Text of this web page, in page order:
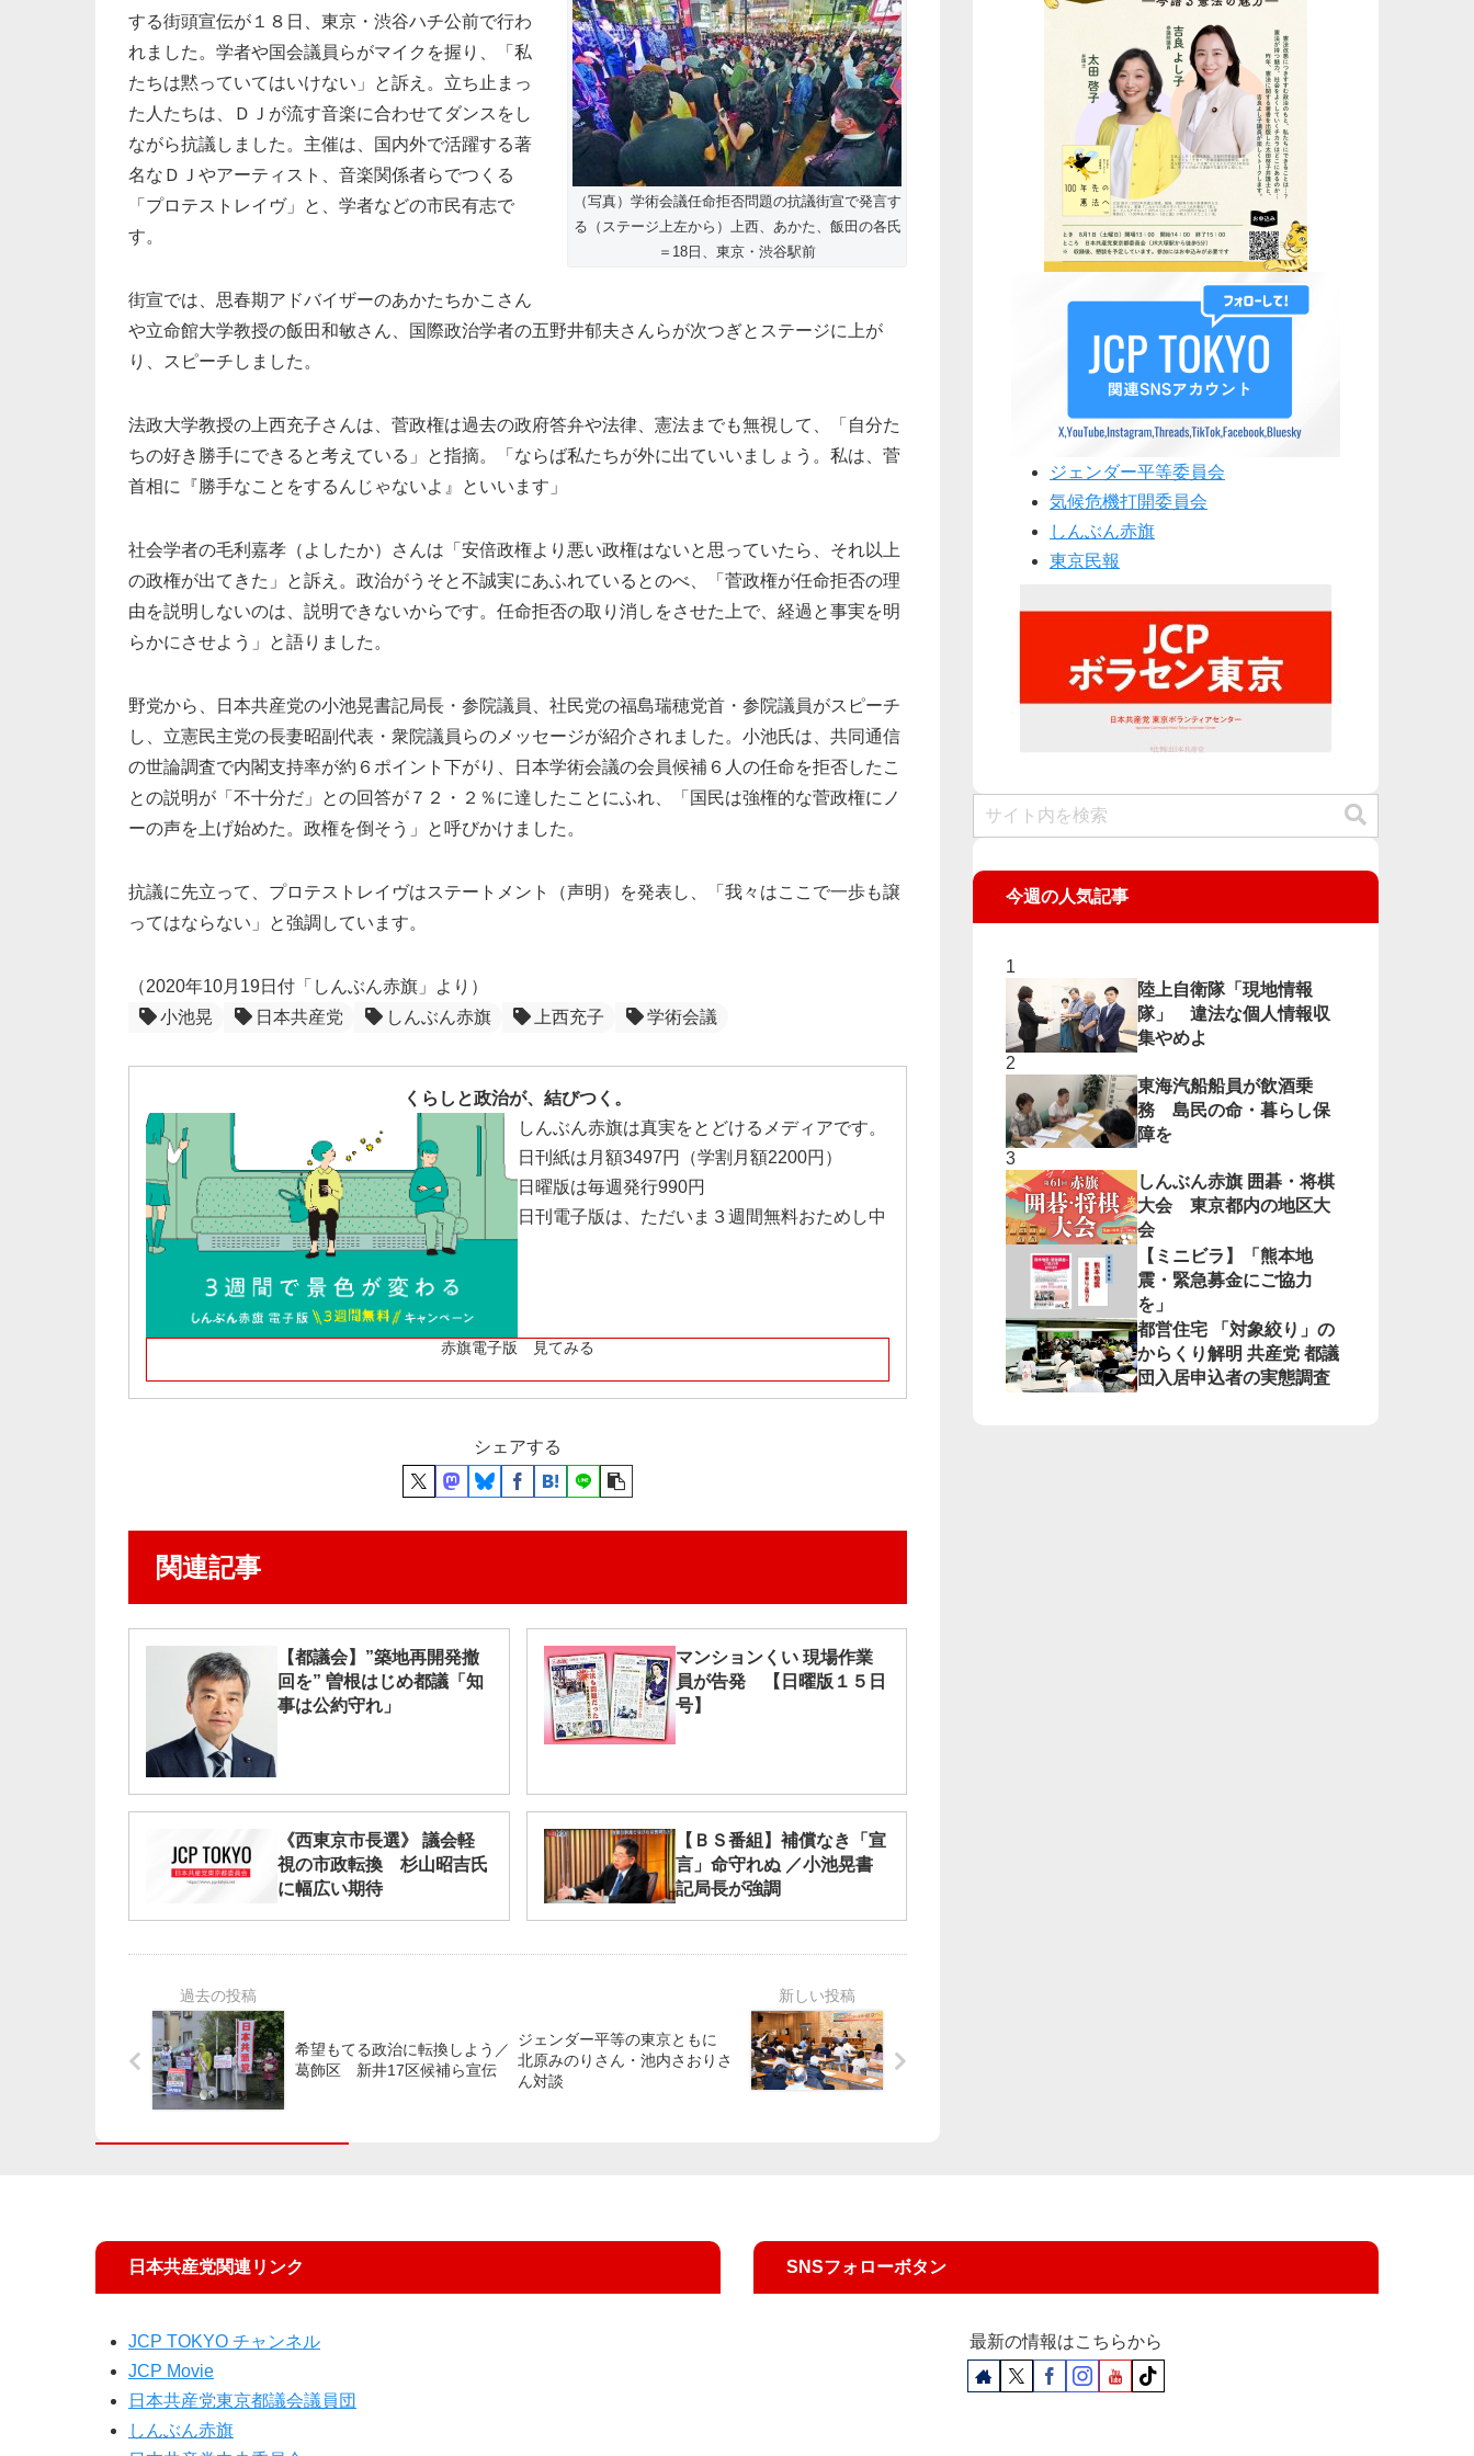
（写真）学術会議任命拒否問題の抗議街宣で発言す
る（ステージ上左から）上西、あかた、飯田の各氏
＝18日、東京・渋谷駅前
する街頭宣伝が１８日、東京・渋谷ハチ公前で行わ
れました。学者や国会議員らがマイクを握り、「私
たちは黙っていてはいけない」と訴え。立ち止まっ
た人たちは、ＤＪが流す音楽に合わせてダンスをし
ながら抗議しました。主催は、国内外で活躍する著
名なＤＪやアーティスト、音楽関係者らでつくる
「プロテストレイヴ」と、学者などの市民有志で
す。
街宣では、思春期アドバイザーのあかたちかこさん
や立命館大学教授の飯田和敏さん、国際政治学者の五野井郁夫さんらが次つぎとステージに上が
り、スピーチしました。
法政大学教授の上西充子さんは、菅政権は過去の政府答弁や法律、憲法までも無視して、「自分た
ちの好き勝手にできると考えている」と指摘。「ならば私たちが外に出ていいましょう。私は、菅
首相に『勝手なことをするんじゃないよ』といいます」
社会学者の毛利嘉孝（よしたか）さんは「安倍政権より悪い政権はないと思っていたら、それ以上
の政権が出てきた」と訴え。政治がうそと不誠実にあふれているとのべ、「菅政権が任命拒否の理
由を説明しないのは、説明できないからです。任命拒否の取り消しをさせた上で、経過と事実を明
らかにさせよう」と語りました。
野党から、日本共産党の小池晃書記局長・参院議員、社民党の福島瑞穂党首・参院議員がスピーチ
し、立憲民主党の長妻昭副代表・衆院議員らのメッセージが紹介されました。小池氏は、共同通信
の世論調査で内閣支持率が約６ポイント下がり、日本学術会議の会員候補６人の任命を拒否したこ
との説明が「不十分だ」との回答が７２・２％に達したことにふれ、「国民は強権的な菅政権にノ
ーの声を上げ始めた。政権を倒そう」と呼びかけました。
抗議に先立って、プロテストレイヴはステートメント（声明）を発表し、「我々はここで一歩も譲
ってはならない」と強調しています。
（2020年10月19日付「しんぶん赤旗」より）
小池晃
日本共産党 しんぶん赤旗 上西充子 学術会議
くらしと政治が、結びつく。
しんぶん赤旗は真実をとどけるメディアです。
日刊紙は月額3497円（学割月額2200円）
日曜版は毎週発行990円
日刊電子版は、ただいま３週間無料おためし中
赤旗電子版 見てみる
シェアする
関連記事
【都議会】”築地再開発撤
回を” 曽根はじめ都議「知
事は公約守れ」
マンションくい 現場作業
員が告発 【日曜版１５日
号】
《西東京市長選》 議会軽
視の市政転換 杉山昭吉氏
に幅広い期待
【ＢＳ番組】補償なき「宣
言」命守れぬ ／小池晃書
記局長が強調
希望もてる政治に転換しよう／
葛飾区 新井17区候補ら宣伝
ジェンダー平等の東京ともに
北原みのりさん・池内さおりさ
ん対談
ジェンダー平等委員会
気候危機打開委員会
しんぶん赤旗
東京民報
今週の人気記事
陸上自衛隊「現地情報
隊」 違法な個人情報収
集やめよ
東海汽船船員が飲酒乗
務 島民の命・暮らし保
障を
しんぶん赤旗 囲碁・将棋
大会 東京都内の地区大
会
【ミニビラ】「熊本地
震・緊急募金にご協力
を」
都営住宅 「対象絞り」の
からくり解明 共産党 都議
団入居申込者の実態調査
日本共産党関連リンク
JCP TOKYO チャンネル
JCP Movie
日本共産党東京都議会議員団
しんぶん赤旗
SNSフォローボタン
最新の情報はこちらから